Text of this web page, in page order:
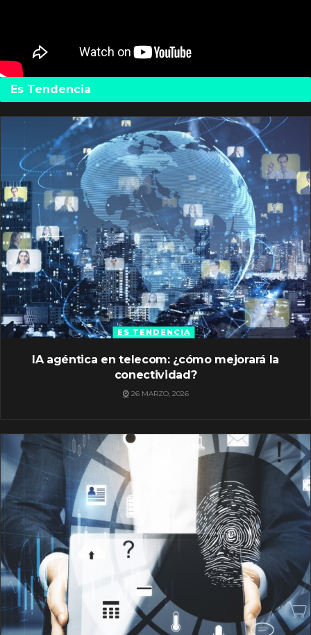
Es Tendencia
ES TENDENCIA
IA agéntica en telecom: ¿cómo mejorará la
conectividad?
26 MARZO, 2026